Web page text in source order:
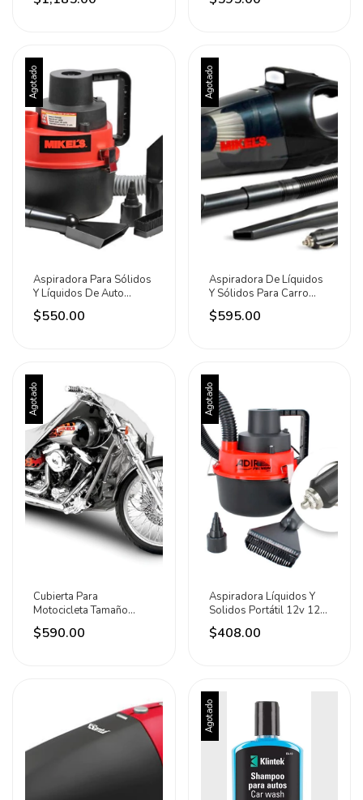
Mikels Gris
Agotado
Aspiradora Para Sólidos
Y Líquidos De Auto
160w Mikels Rojo/negro
$550.00
Agotado
Aspiradora De Líquidos
Y Sólidos Para Carro
120w Mikels Negro
$595.00
Agotado
Cubierta Para
Motocicleta Tamaño
Grande Impermeable
Mikels Gris
$590.00
Agotado
Aspiradora Líquidos Y
Solidos Portátil 12v 12w
Adir
$408.00
Agotado